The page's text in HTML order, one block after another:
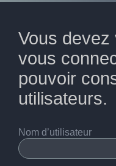
Vous
vous
pouvoir
utilisateurs.
Nom d’utilisateur